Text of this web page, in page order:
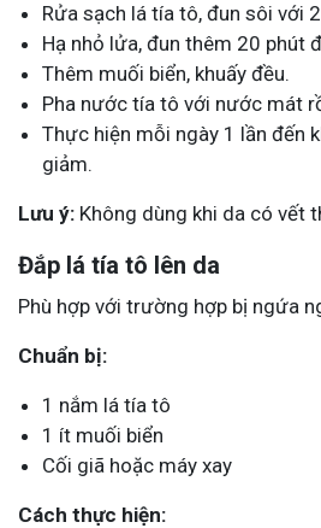
Rửa sạch lá tía tô, đun sôi với
Hạ nhỏ lửa, đun thêm 20 phút
Thêm muối biển, khuấy đều.
Pha nước tía tô với nước mát
Thực hiện mỗi ngày 1 lần đến
giảm.
Lưu ý: Không dùng khi da có vết
Đắp lá tía tô lên da
Phù hợp với trường hợp bị ngứa
Chuẩn bị:
1 nắm lá tía tô
1 ít muối biển
Cối giã hoặc máy xay
Cách thực hiện: